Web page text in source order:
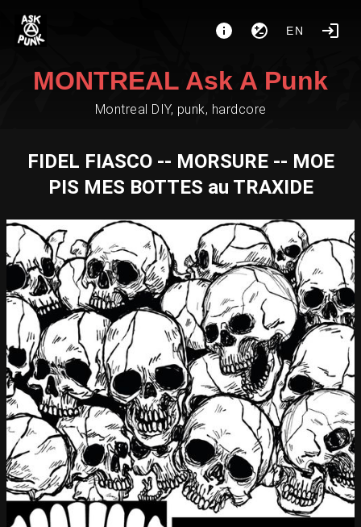
EN
MONTREAL Ask A Punk
Montreal DIY, punk, hardcore
FIDEL FIASCO -- MORSURE -- MOE
PIS MES BOTTES au TRAXIDE